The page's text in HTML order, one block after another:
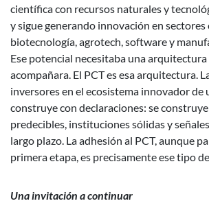
científica con recursos naturales y
y sigue generando innovación en sectores
biotecnología, agrotech, software y
Ese potencial necesitaba una arquitectura
acompañara. El PCT es esa arquitectura.
inversores en el ecosistema innovador de
construye con declaraciones: se
predecibles, instituciones sólidas y
largo plazo. La adhesión al PCT, aunque
primera etapa, es precisamente ese tipo
Una invitación a continuar